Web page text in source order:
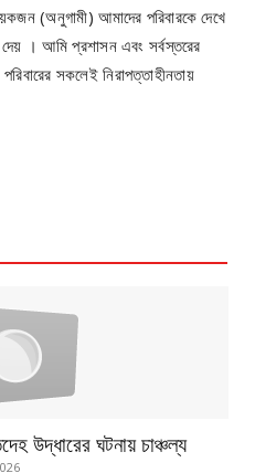
(অনুগামী) আমাদের পরিবারকে দেখে
দেয় । আমি প্রশাসন এবং সর্বস্তরের
সকলেই নিরাপত্তাহীনতায়
উদ্ধারের ঘটনায় চাঞ্চল্য